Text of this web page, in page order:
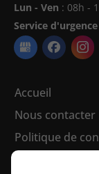
Lun - Ven : 08h -
Service d'urgence
Accueil
Nous contacter
Politique de